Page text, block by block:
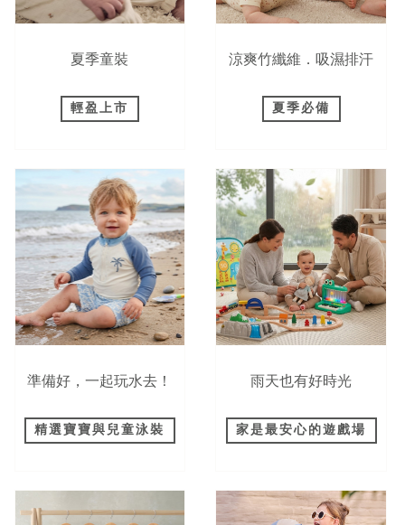
夏季童裝
輕盈上市
涼爽竹纖維．吸濕排汗
夏季必備
準備好，一起玩水去！
精選寶寶與兒童泳裝
雨天也有好時光
家是最安心的遊戲場